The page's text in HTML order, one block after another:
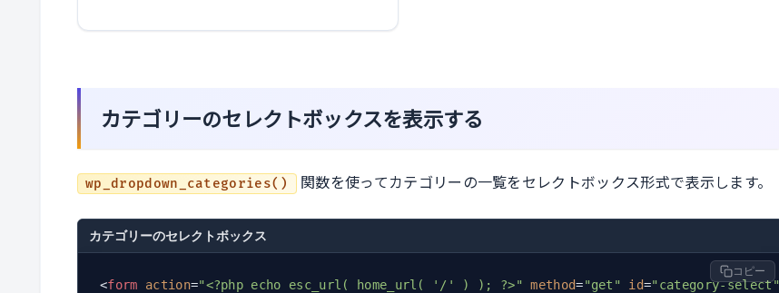
カテゴリーのセレクトボックスを表示する
wp_dropdown_categories() 関数を使ってカテゴリーの一覧をセレクトボックス形式で表示します。
カテゴリーのセレクトボックス
<form action="<?php echo esc_url( home_url( '/' ) ); ?>" method="get" id="category-select"
コピー